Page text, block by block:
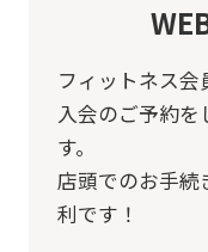
フィットネス会
入会のご予約を
す。
店頭でのお手続
利です！